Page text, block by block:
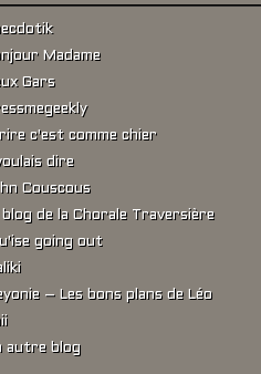
Madame
Gars
c'est comme chier
dire
Couscous
blog de la Chorale Traversière
going out
– Les bons plans de Léo
autre blog